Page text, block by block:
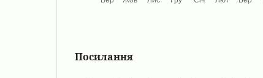
Посилання